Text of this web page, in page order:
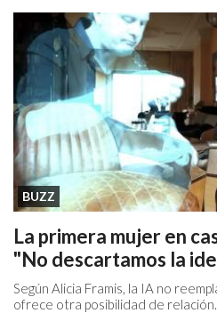
BUZZ
La primera mujer en
"No descartamos la
Según Alicia Framis, la IA no
ofrece otra posibilidad de relación.